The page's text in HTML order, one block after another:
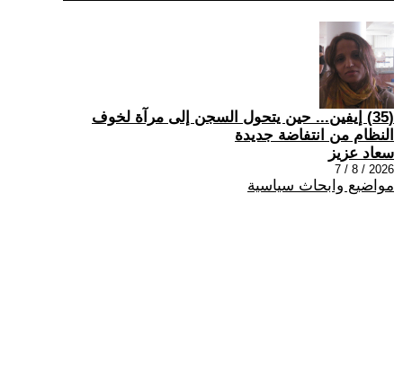
(35) إيفين... حين يتحول السجن إلى مرآة لخوف
النظام من انتفاضة جديدة
سعاد عزيز
2026 / 8 / 7
مواضيع وابحاث سياسية